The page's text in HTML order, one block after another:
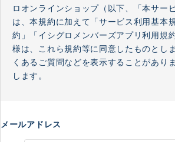
ロオンラインショップ（以下、「本サー
は、本規約に加えて「サービス利用基本
約」「イシグロメンバーズアプリ利用規
様は、これら規約等に同意したものとし
くあるご質問などを表示することがあり
します。
メールアドレス